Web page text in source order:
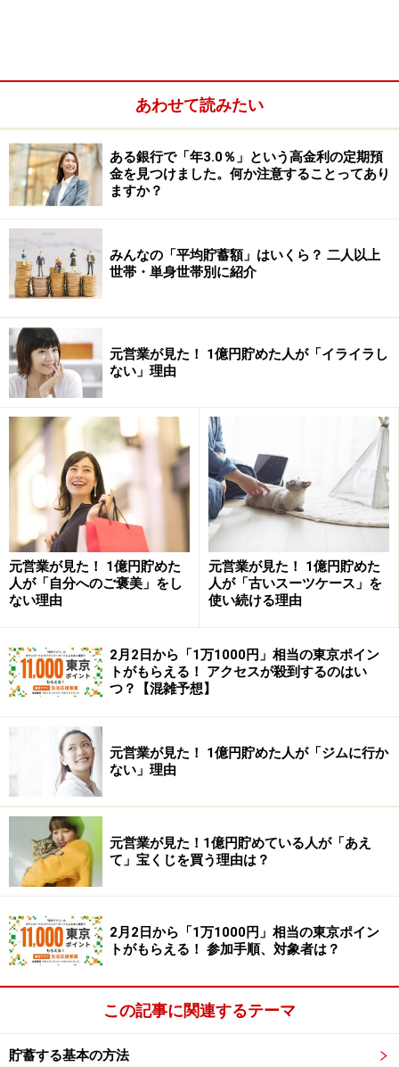
筆者も株をはじめて15年が経ちますが、ドンピシャのタ
イミングで株を売買できることは稀です。年に1回くら
いはクリーンヒットすることがありますが、それ以外は
平凡です。
一番安い価格で買えなくても、それなりに安いところで
買えれば良し。一番高い価格で売れなくても、それなり
に高いところで売れれば良し。ドンピシャなタイミング
で売買できなくても、トータルで儲かっていれば「それ
で良いじゃないか」と足るを知ることも大切ではないで
しょうか。
それでも知っておきたい「株の売り時」っ
て？
とはいえ、そうは言っても「できるだけ良いタイミング
で売りたい」と思うのが人情です。そこで以降では、筆
者が考える「株の良い売り時」について3つのパターン
を紹介します。
要点をまとめると、
資産全体で見て株式の比率が高すぎる
持ち株の業績の見通しが暗くなった
あわせて読みたい
ある銀行で「年3.0％」という高金利の定期預
金を見つけました。何か注意することってあり
ますか？
みんなの「平均貯蓄額」はいくら？ 二人以上
世帯・単身世帯別に紹介
元営業が見た！ 1億円貯めた人が「イライラし
ない」理由
元営業が見た！ 1億円貯めた
人が「自分へのご褒美」をし
ない理由
元営業が見た！ 1億円貯めた
人が「古いスーツケース」を
使い続ける理由
2月2日から「1万1000円」相当の東京ポイン
トがもらえる！ アクセスが殺到するのはい
つ？【混雑予想】
元営業が見た！ 1億円貯めた人が「ジムに行か
ない」理由
元営業が見た！1億円貯めている人が「あえ
て」宝くじを買う理由は？
2月2日から「1万1000円」相当の東京ポイン
トがもらえる！ 参加手順、対象者は？
この記事に関連するテーマ
貯蓄する基本の方法